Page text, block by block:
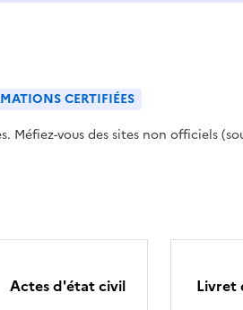
CERTIFIÉES
Méfiez-vous des sites non officiels
Actes d'état civil Livret